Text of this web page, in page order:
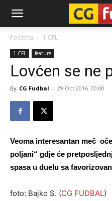
CG-
Fudbal
Početna 1.CFL
1.CFL feature
Lovćen se ne
By CG Fudbal - 29 Oct 2016. 00:00
Veoma interesantan meč
poljani“ gdje će
spasa u duelu sa
foto: Bajko S. (CG FUDBAL)